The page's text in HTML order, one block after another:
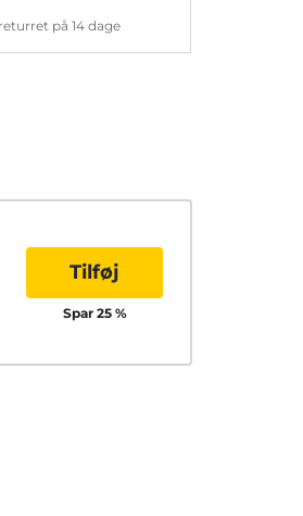
på 14 dage
Tilføj
Spar 25%